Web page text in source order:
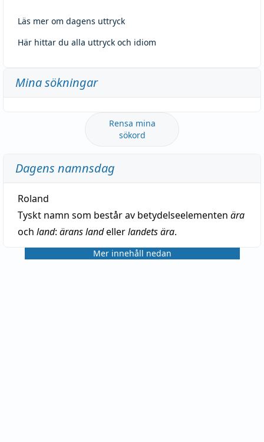
Läs mer om dagens uttryck
Här hittar du alla uttryck och idiom
Mina sökningar
Rensa mina
sökord
Dagens namnsdag
Roland
Tyskt namn som består av betydelseelementen ära
och land: ärans landellerlandets ära.
Mer innehåll nedan